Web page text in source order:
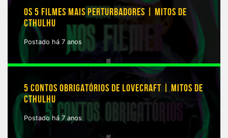
OS 5 FILMES MAIS PERTURBADORES | MITOS DE
CTHULHU
Postado há 7 anos
5 CONTOS OBRIGATÓRIOS DE LOVECRAFT | MITOS DE
CTHULHU
Postado há 7 anos